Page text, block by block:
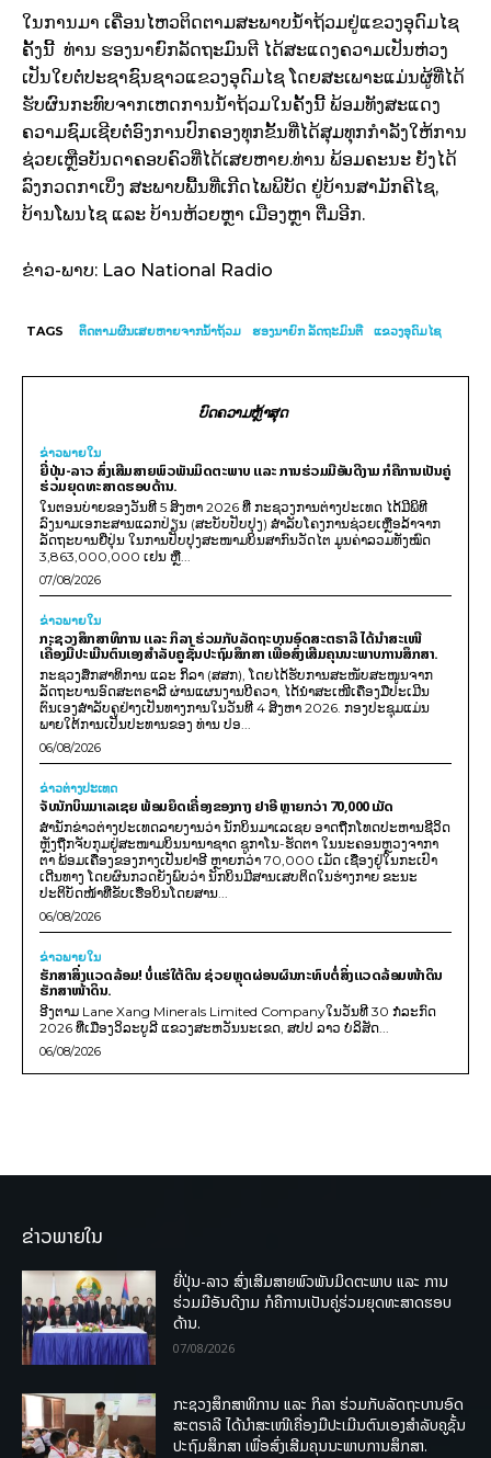
ໃນການມາ ເຄື່ອນໄຫວຕິດຕາມສະພາບນ້ຳຖ້ວມຢູ່ແຂວງອຸດົມໄຊ
ຄັ້ງນີ້ ທ່ານ ຮອງນາຍົກລັດ​ຖະ​ມົນ​ຕີ ໄດ້ສະແດງຄວາມເປັນຫ່ວງ
ເປັນໃຍຕໍ່ປະຊາຊົນຊາວແຂວງອຸດົມໄຊ ໂດຍສະເພາະແມ່ນຜູ້ທີ່ໄດ້
ຮັບຜົນກະທົບຈາກເຫດການນ້ຳຖ້ວມໃນຄັ້ງນີ້ ພ້ອມທັງສະແດງ
ຄວາມຊົມເຊີຍຕໍ່ອົງການປົກຄອງທຸກຂັ້ນທີ່ໄດ້ສຸມທຸກກຳລັງໃຫ້ການ
ຊ່ວຍເຫຼືອບັນດາຄອບຄົວທີ່ໄດ້ເສຍຫາຍ.ທ່ານ ພ້ອມຄະນະ ຍັງໄດ້
ລົງກວດກາເບິ່ງ ສະພາບພື້ນທີ່ເກີດໄພພິບັດ ຢູ່ບ້ານສາມັກຄີໄຊ,
ບ້ານໂພນໄຊ ແລະ ບ້ານຫ້ວຍຫຼາ ເມືອງຫຼາ ຕື່ມອີກ.
ຂ່າວ-ພາບ: Lao National Radio
TAGS ຕິດຕາມຜົນ​ເສຍ​ຫາຍ​ຈາກນ້ຳຖ້ວມ ຮອງນາຍົກ ລັດຖະມົນຕີ ແຂວງອຸດົມໄຊ
ບົດຄວາມຫຼ້າສຸດ
ຂ່າວພາຍ​ໃນ
ຍີ່ປຸ່ນ-ລາວ ສົ່ງເສີມສາຍພົວພັນມິດຕະພາບ ແລະ ການຮ່ວມມືອັນດີງາມ ກໍຄືການເປັນຄູ່
ຮ່ວມຍຸດທະສາດຮອບດ້ານ.
ໃນຕອນບ່າຍຂອງວັນທີ 5 ສິງຫາ 2026 ທີ່ ກະຊວງການຕ່າງປະເທດ ໄດ້ມີພິທີ
ລົງນາມເອກະສານແລກປ່ຽນ (ສະບັບປັບປຸງ) ສໍາລັບໂຄງການຊ່ວຍເຫຼືອລ້າຈາກ
ລັດຖະບານຍີ່ປຸ່ນ ໃນການປັບປຸງສະໜາມບິນສາກົນວັດໄຕ ມູນຄ່າລວມທັງໝົດ
3,863,000,000 ເຢນ ຫຼື...
07/08/2026
ຂ່າວພາຍ​ໃນ
ກະຊວງສຶກສາທິການ ແລະ ກິລາ ຮ່ວມກັບລັດຖະບານອົດສະຕຣາລີ ໄດ້ນຳສະເໜີ
ເຄື່ອງມືປະເມີນຕົນເອງສຳລັບຄູຊັ້ນປະຖົມສຶກສາ ເພື່ອສົ່ງເສີມຄຸນນະພາບການສຶກສາ.
ກະຊວງສຶກສາທິການ ແລະ ກິລາ (ສສກ), ໂດຍໄດ້ຮັບການສະໜັບສະໜູນຈາກ
ລັດຖະບານອົດສະຕຣາລີ ຜ່ານແຜນງານບີຄວາ, ໄດ້ນຳສະເໜີເຄື່ອງມືປະເມີນ
ຕົນເອງສຳລັບຄູຢ່າງເປັນທາງການໃນວັນທີ 4 ສິງຫາ 2026. ກອງປະຊຸມແມ່ນ
ພາຍໃຕ້ການເປັນປະທານຂອງ ທ່ານ ປອ...
06/08/2026
ຂ່າວຕ່າງປະເທດ
ຈັບນັກບິນມາເລເຊຍ ພ້ອມຍຶດເຄື່ອງຂອງກາງ ຢາອີ ຫຼາຍກວ່າ 70,000 ເມັດ
ສຳນັກຂ່າວຕ່າງປະເທດລາຍງານວ່າ ນັກບິນມາເລເຊຍ ອາດຖືກໂທດປະຫານຊີວິດ
ຫຼັງຖືກຈັບກຸມຢູ່ສະໜາມບິນນານາຊາດ ຊູກາໂນ-ຮັດຕາ ໃນນະຄອນຫຼວງຈາກາ
ຕາ ພ້ອມເຄື່ອງຂອງກາງເປັນຢາອີ ຫຼາຍກວ່າ 70,000 ເມັດ ເຊື່ອງຢູ່ໃນກະເປົາ
ເດີນທາງ ໂດຍຜົນກວດຍັງພົບວ່າ ນັກບິນມີສານເສບຕິດໃນຮ່າງກາຍ ຂະນະ
ປະຕິບັດໜ້າທີ່ຂັບເຮືອບິນໂດຍສານ...
06/08/2026
ຂ່າວພາຍ​ໃນ
ຮັກສາສິ່ງແວດລ້ອມ! ບໍ່ແຮ່ໃຕ້ດິນ ຊ່ວຍຫຼຸດຜ່ອນຜົນກະທົບຕໍ່ສິ່ງແວດລ້ອມໜ້າດິນ
ຮັກສາໜ້າດິນ.
ອີງຕາມ Lane Xang Minerals Limited Companyໃນວັນທີ 30 ກໍລະກົດ
2026 ທີ່ເມືອງວິລະບູລີ ແຂວງສະຫວັນນະເຂດ, ສປປ ລາວ ບໍລິສັດ...
06/08/2026
ຂ່າວພາຍໃນ
ຍີ່ປຸ່ນ-ລາວ ສົ່ງເສີມສາຍພົວພັນມິດຕະພາບ ແລະ ການ
ຮ່ວມມືອັນດີງາມ ກໍຄືການເປັນຄູ່ຮ່ວມຍຸດທະສາດຮອບ
ດ້ານ.
07/08/2026
ກະຊວງສຶກສາທິການ ແລະ ກິລາ ຮ່ວມກັບລັດຖະບານອົດ
ສະຕຣາລີ ໄດ້ນຳສະເໜີເຄື່ອງມືປະເມີນຕົນເອງສຳລັບຄູຊັ້ນ
ປະຖົມສຶກສາ ເພື່ອສົ່ງເສີມຄຸນນະພາບການສຶກສາ.